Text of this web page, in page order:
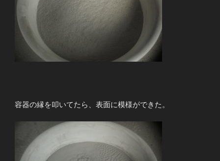
容器の縁を叩いてたら、表面に模様ができた。